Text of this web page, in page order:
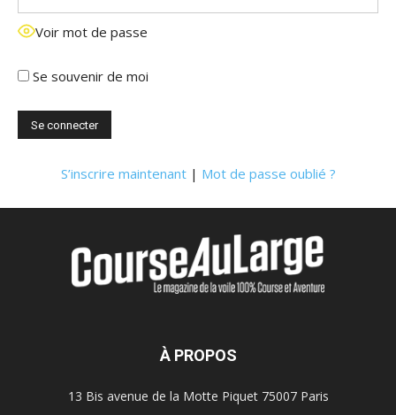
Voir mot de passe
Se souvenir de moi
S’inscrire maintenant| Mot de passe oublié ?
À PROPOS
13 Bis avenue de la Motte Piquet 75007 Paris